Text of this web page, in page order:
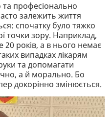
та професіонально
залежить життя
спочатку було тяжко
точки зору. Наприклад,
років, а в нього немає
випадках лікарям
та допомагати
а й морально. Бо
докорінно змінюється.